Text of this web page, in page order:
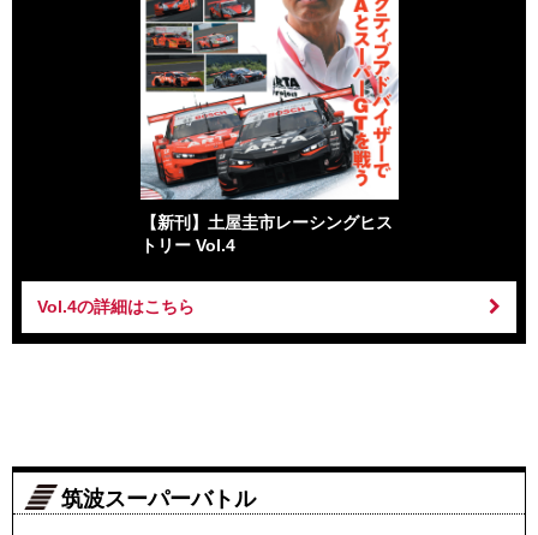
【新刊】土屋圭市レーシングヒス
トリー Vol.4
Vol.4の詳細はこちら
筑波スーパーバトル